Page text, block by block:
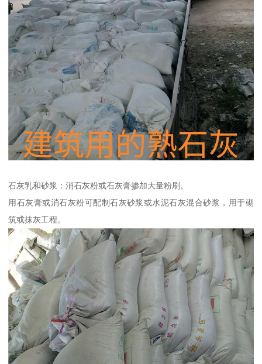
石灰乳和砂浆：消石灰粉或石灰膏掺加大量粉刷。
用石灰膏或消石灰粉可配制石灰砂浆或水泥石灰混合砂浆，用于砌
筑或抹灰工程。